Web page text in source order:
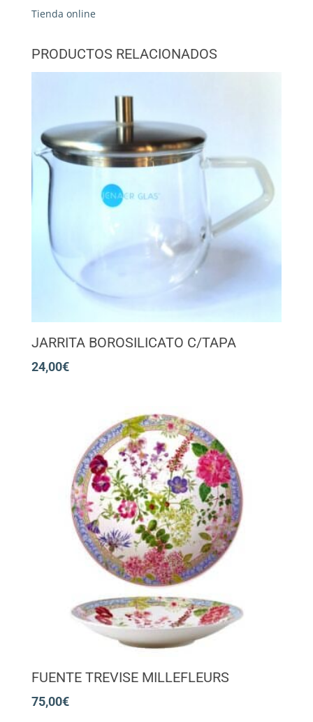
Tienda online
PRODUCTOS RELACIONADOS
JARRITA BOROSILICATO C/TAPA
24,00€
FUENTE TREVISE MILLEFLEURS
75,00€